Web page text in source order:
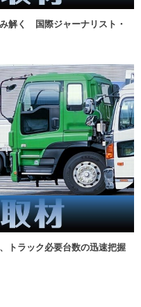
解く 国際ジャーナリスト・
トラック必要台数の迅速把握